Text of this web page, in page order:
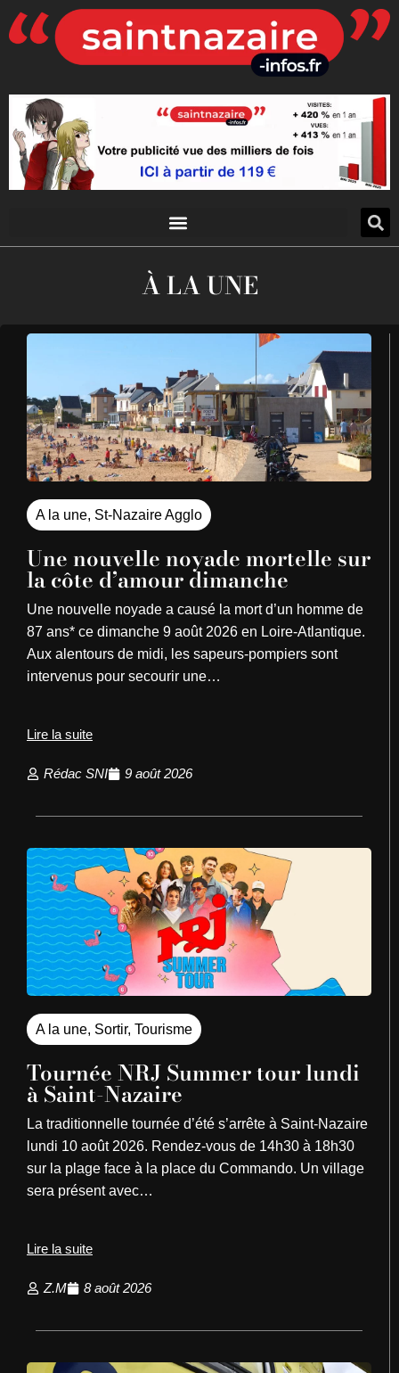
À LA UNE
A la une, St-Nazaire Agglo
Une nouvelle noyade mortelle sur
la côte d’amour dimanche
Une nouvelle noyade a causé la mort d’un homme de
87 ans* ce dimanche 9 août 2026 en Loire-Atlantique.
Aux alentours de midi, les sapeurs-pompiers sont
intervenus pour secourir une…
Lire la suite
Rédac SNI 9 août 2026
A la une, Sortir, Tourisme
Tournée NRJ Summer tour lundi
à Saint-Nazaire
La traditionnelle tournée d’été s’arrête à Saint-Nazaire
lundi 10 août 2026. Rendez-vous de 14h30 à 18h30
sur la plage face à la place du Commando. Un village
sera présent avec…
Lire la suite
Z.M 8 août 2026